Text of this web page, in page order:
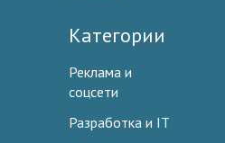
Категории
Реклама и
соцсети
Разработка и IT